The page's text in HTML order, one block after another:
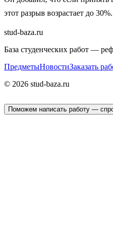
этот разрыв возрастает до 30%.
stud-baza.ru
База студенческих работ —
ПредметыНовостиЗаказать
© 2026 stud-baza.ru
Поможем написать работу —